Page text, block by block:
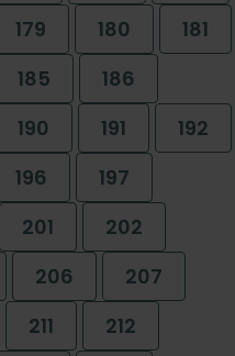
179 180
181
185
186
190 191
192
196
197
201
202
206
207
211 212